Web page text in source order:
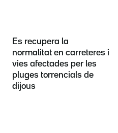
Es recupera la
normalitat en carreteres i
vies afectades per les
pluges torrencials de
dijous